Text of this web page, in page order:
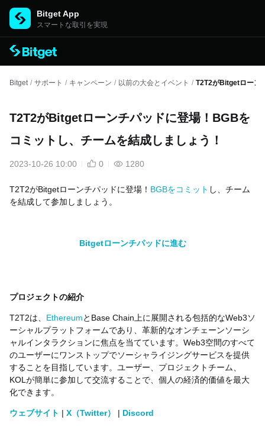
Bitget App
スマートな取引を実現
Bitget / サポート / キャンペーン / 以前の大会とイベント / T2T2がBitgetローン
T2T2がBitgetローンチパッドに登場！BGBを
コミットし、チームを結成しましょう！
2023-10-26 10:00 0 1280
T2T2がBitgetローンチパッドに登場！ BGBをコミット し、チーム
を結成して参加しましょう。
Bitgetローンチパッドに進む
プロジェクトの紹介
T2T2は、 EthereumとBase Chain上に展開される包括的なWeb3ソ
ーシャルプラットフォームであり、革新的なオンチェーンソーシ
ャルインタラクションに焦点を当てています。Web3空間のすべて
のユーザーにワンストップでソーシャライジングサービスを提供
することを目指しています。ユーザー、プロジェクトチーム、
KOLが簡単に参加して交流することで、個人の経済的価値を最大
化できます。
ウェブサイト | X（Twitter） | Discord